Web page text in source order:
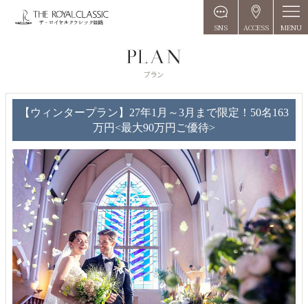
SNS ACCESS MENU
【ウィンタープラン】27年1月～3月まで限定！50名163
万円<最大90万円ご優待>